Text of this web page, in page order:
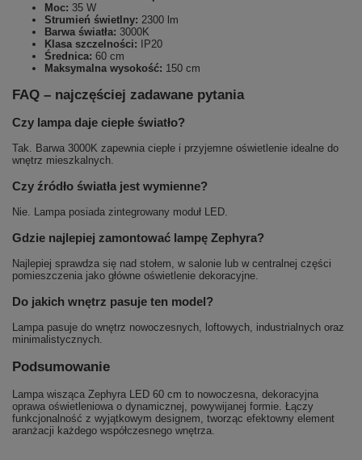
Moc: 35 W
Strumień świetlny: 2300 lm
Barwa światła: 3000K
Klasa szczelności: IP20
Średnica: 60 cm
Maksymalna wysokość: 150 cm
FAQ – najczęściej zadawane pytania
Czy lampa daje ciepłe światło?
Tak. Barwa 3000K zapewnia ciepłe i przyjemne oświetlenie idealne do
wnętrz mieszkalnych.
Czy źródło światła jest wymienne?
Nie. Lampa posiada zintegrowany moduł LED.
Gdzie najlepiej zamontować lampę Zephyra?
Najlepiej sprawdza się nad stołem, w salonie lub w centralnej części
pomieszczenia jako główne oświetlenie dekoracyjne.
Do jakich wnętrz pasuje ten model?
Lampa pasuje do wnętrz nowoczesnych, loftowych, industrialnych oraz
minimalistycznych.
Podsumowanie
Lampa wisząca Zephyra LED 60 cm to nowoczesna, dekoracyjna
oprawa oświetleniowa o dynamicznej, powywijanej formie. Łączy
funkcjonalność z wyjątkowym designem, tworząc efektowny element
aranżacji każdego współczesnego wnętrza.